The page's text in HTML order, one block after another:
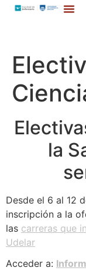
la
Desde el 6 al 12
inscripción a la
las carreras que
Udelar
Acceder a: